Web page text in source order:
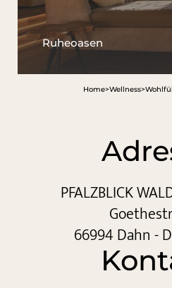
Pfalz & Elsass
Ruheoasen
Home>Wellness>
PFALZBLICK
66994 Dahn -